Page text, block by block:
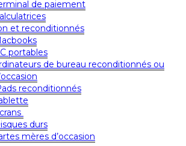
de paiement
et reconditionnés
portables
de bureau reconditionnés ou
reconditionnés
durs
mères d’occasion